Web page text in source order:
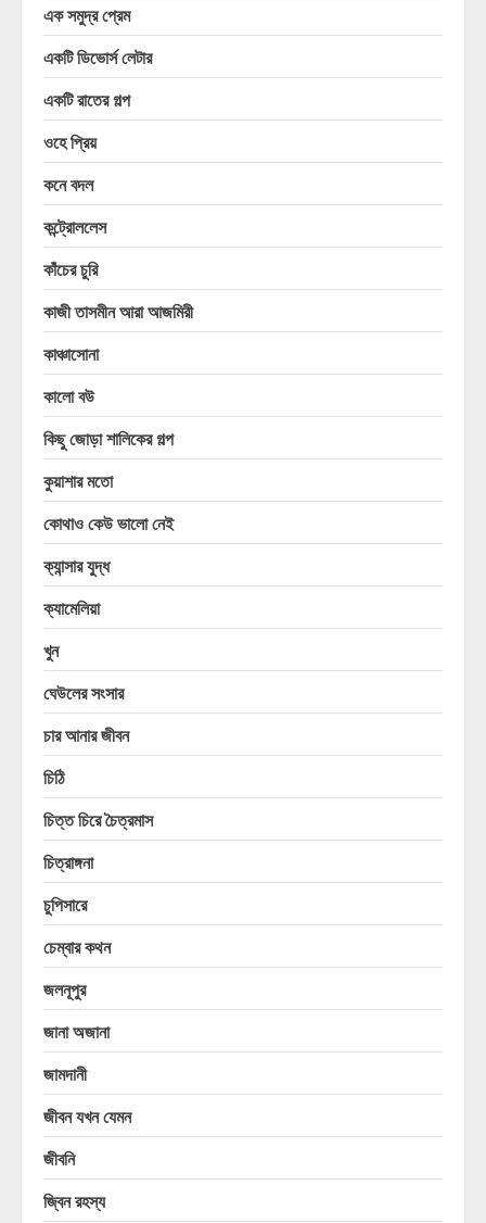
এক সমুদ্র প্রেম
একটি ডিভোর্স লেটার
একটি রাতের গল্প
ওহে প্রিয়
কনে বদল
কন্ট্রোললেস
কাঁচের চুরি
কাজী তাসমীন আরা আজমিরী
কাঞ্চাসোনা
কালো বউ
কিছু জোড়া শালিকের গল্প
কুয়াশার মতো
কোথাও কেউ ভালো নেই
ক্যান্সার যুদ্ধ
ক্যামেলিয়া
খুন
ঘেউলের সংসার
চার আনার জীবন
চিঠি
চিত্ত চিরে চৈত্রমাস
চিত্রাঙ্গনা
চুপিসারে
চেম্বার কথন
জলনূপুর
জানা অজানা
জামদানী
জীবন যখন যেমন
জীবনি
জ্বিন রহস্য